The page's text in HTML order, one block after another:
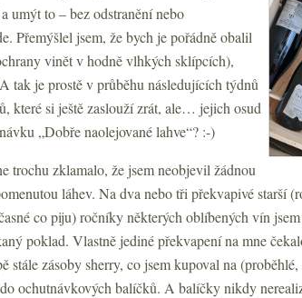
umýt to – bez odstranění nebo
Přemýšlel jsem, že bych je pořádně obalil
vinět v hodně vlhkých sklípcích),
tak je prostě v průběhu následujících týdnů
které si ještě zaslouží zrát, ale… jejich osud
„Dobře naolejované lahve“? :-)
trochu zklamalo, že jsem neobjevil žádnou
láhev. Na dva nebo tři překvapivé starší
co piju) ročníky některých oblíbených vín
poklad. Vlastně jediné překvapení na mne
stále zásoby sherry, co jsem kupoval na
do ochutnávkových balíčků. A balíčky nikdy